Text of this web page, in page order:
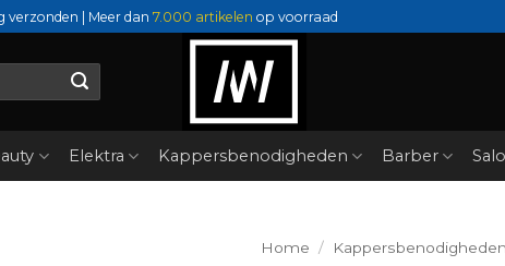
verzonden | Meer dan 7.000 artikelen op voorraad
Elektra Kappersbenodigheden Barber
Home / Kappersbenodigheden